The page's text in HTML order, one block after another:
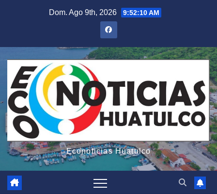
Dom. Ago 9th, 2026 9:52:11 AM
Econoticias Huatulco